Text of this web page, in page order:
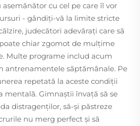
cu cel pe care îl vor
- gândiți-vă la limite stricte
judecători adevărați care să
chiar zgomot de mulțime
Multe programe includ acum
antrenamentele săptămânale. Pe
repetată la aceste condiții
mentală. Gimnaștii învață să se
distragenților, să-și păstreze
nu merg perfect și să